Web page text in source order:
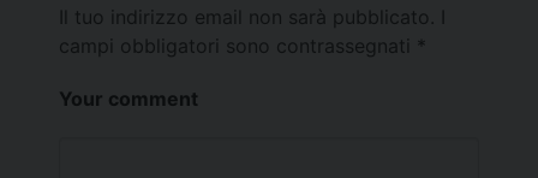
Il tuo indirizzo email non sarà pubblicato.
campi obbligatori sono contrassegnati *
Your comment